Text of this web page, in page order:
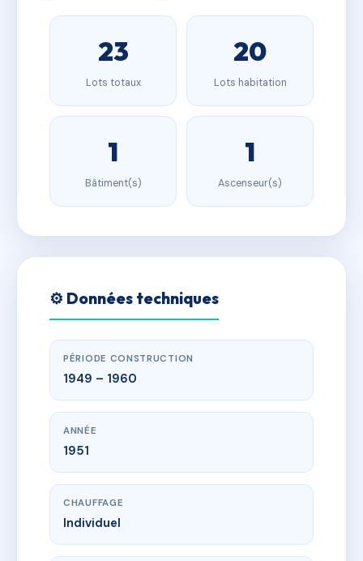
23
Lots totaux
20
Lots habitation
1
Bâtiment(s)
1
Ascenseur(s)
⚙️ Données techniques
PÉRIODE CONSTRUCTION
1949 – 1960
ANNÉE
1951
CHAUFFAGE
Individuel